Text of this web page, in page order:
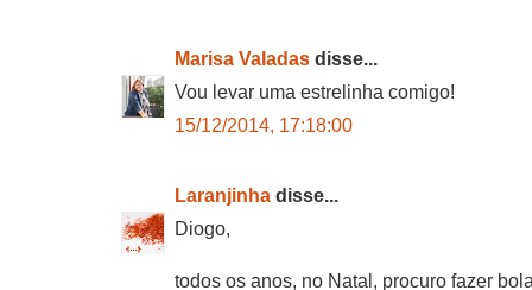
Marisa Valadas disse...
Vou levar uma estrelinha comigo!
15/12/2014, 17:18:00
Laranjinha disse...
Diogo,
todos os anos, no Natal, procuro fazer